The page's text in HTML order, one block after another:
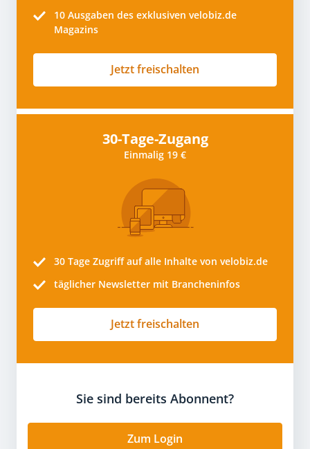
10 Ausgaben des exklusiven velobiz.de
Magazins
Jetzt freischalten
30-Tage-Zugang
Einmalig 19 €
30 Tage Zugriff auf alle Inhalte von velobiz.de
täglicher Newsletter mit Brancheninfos
Jetzt freischalten
Sie sind bereits Abonnent?
Zum Login